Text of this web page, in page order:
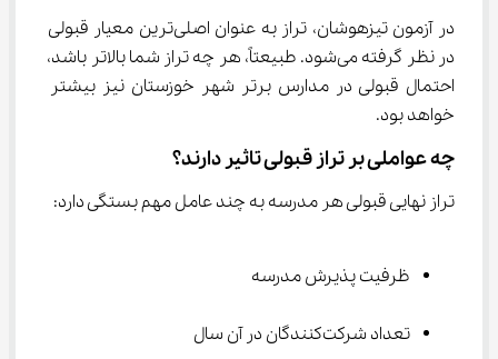
در آزمون تیزهوشان، تراز به عنوان اصلی‌ترین معیار قبولی
در نظر گرفته می‌شود. طبیعتاً، هر چه تراز شما بالاتر باشد،
احتمال قبولی در مدارس برتر شهر خوزستان نیز بیشتر
خواهد بود.
چه عواملی بر تراز قبولی تاثیر دارند؟
تراز نهایی قبولی هر مدرسه به چند عامل مهم بستگی دارد:
ظرفیت پذیرش مدرسه
تعداد شرکت‌کنندگان در آن سال